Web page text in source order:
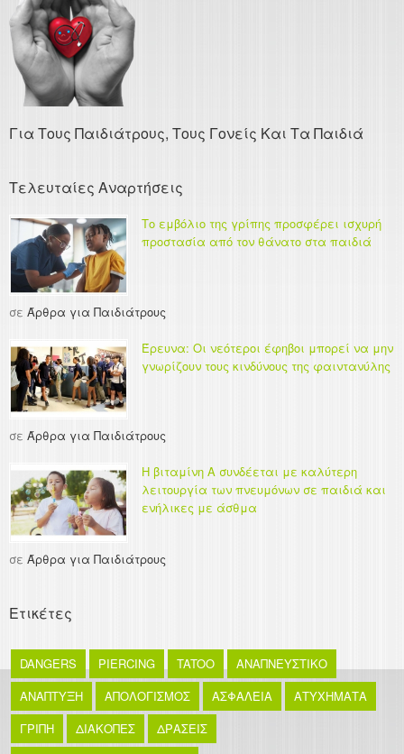
Για Τους Παιδιάτρους, Τους Γονείς Και Τα Παιδιά
Τελευταίες Αναρτήσεις
Το εμβόλιο της γρίπης προσφέρει ισχυρή
προστασία από τον θάνατο στα παιδιά
σε Άρθρα για Παιδιάτρους
Έρευνα: Οι νεότεροι έφηβοι μπορεί να μην
γνωρίζουν τους κινδύνους της φαιντανύλης
σε Άρθρα για Παιδιάτρους
Η βιταμίνη Α συνδέεται με καλύτερη
λειτουργία των πνευμόνων σε παιδιά και
ενήλικες με άσθμα
σε Άρθρα για Παιδιάτρους
Ετικέτες
DANGERS PIERCING TATOO
ΑΝΑΠΝΕΥΣΤΙΚΟ
ΑΝΑΠΤΥΞΗ
ΑΠΟΛΟΓΙΣΜΟΣ ΑΣΦΑΛΕΙΑ
ΑΤΥΧΗΜΑΤΑ
ΓΡΙΠΗ
ΔΙΑΚΟΠΕΣ
ΔΡΑΣΕΙΣ